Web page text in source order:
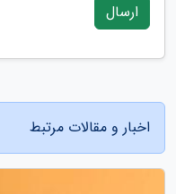
ارسال
اخبار و مقالات مرتبط